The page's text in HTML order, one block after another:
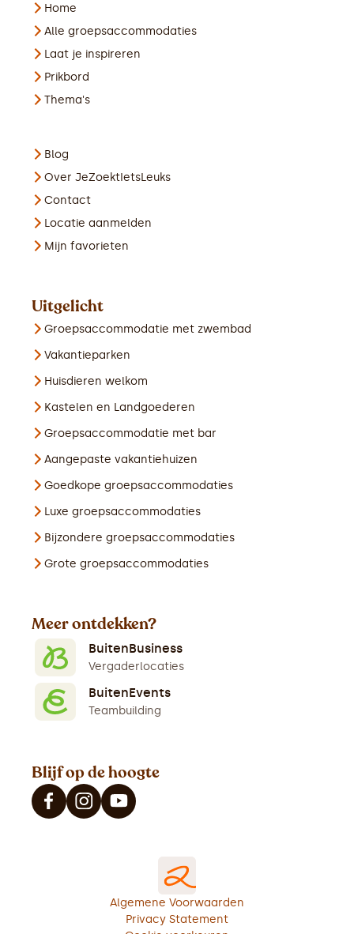
Home
Alle groepsaccommodaties
Laat je inspireren
Prikbord
Thema's
Blog
Over JeZoektIetsLeuks
Contact
Locatie aanmelden
Mijn favorieten
Uitgelicht
Groepsaccommodatie met zwembad
Vakantieparken
Huisdieren welkom
Kastelen en Landgoederen
Groepsaccommodatie met bar
Aangepaste vakantiehuizen
Goedkope groepsaccommodaties
Luxe groepsaccommodaties
Bijzondere groepsaccommodaties
Grote groepsaccommodaties
Meer ontdekken?
BuitenBusiness
Vergaderlocaties
BuitenEvents
Teambuilding
Blijf op de hoogte
Algemene Voorwaarden
Privacy Statement